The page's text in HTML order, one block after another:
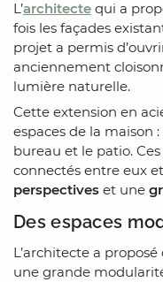
L’architecte qui a
fois les façades
projet a permis
anciennement
lumière naturelle.
Cette extension en
espaces de la maison
bureau et le patio.
connectés entre eux
perspectives et une
Des espaces
L’architecte a
une grande